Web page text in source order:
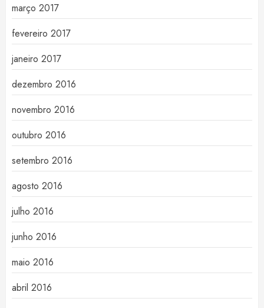
março 2017
fevereiro 2017
janeiro 2017
dezembro 2016
novembro 2016
outubro 2016
setembro 2016
agosto 2016
julho 2016
junho 2016
maio 2016
abril 2016